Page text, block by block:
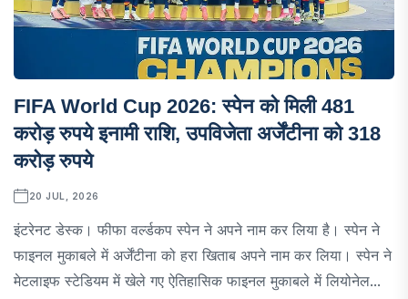
FIFA World Cup 2026: स्पेन को मिली 481
करोड़ रुपये इनामी राशि, उपविजेता अर्जेंटीना को 318
करोड़ रुपये
20 JUL, 2026
इंटरेनट डेस्क। फीफा वर्ल्डकप स्पेन ने अपने नाम कर लिया है। स्पेन ने
फाइनल मुकाबले में अर्जेंटीना को हरा खिताब अपने नाम कर लिया। स्पेन ने
मेटलाइफ स्टेडियम में खेले गए ऐतिहासिक फाइनल मुकाबले में लियोनेल...